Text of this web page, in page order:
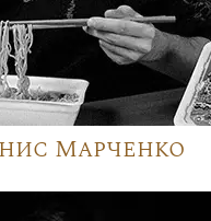
Марченко